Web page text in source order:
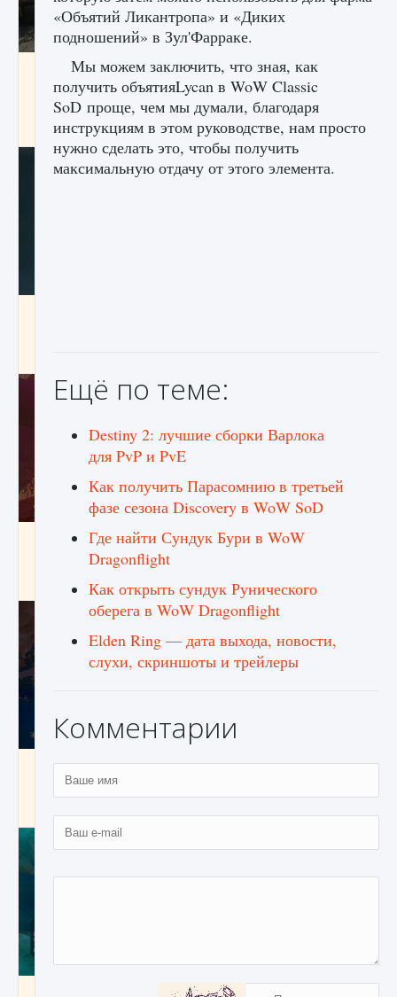
Как исправить текстовую ошибку
пользовательского интерфейса Delta
Force Hawk Ops
9 августа 2024 1 945 0 0
Как приручить существ джунглей Нари в
игре Creatures of Ava
9 августа 2024
Как разблокировать заклинание Крист в
Creatures of Ava
Как приручить существ из степей Тамура в
«Объятий Ликантропа» и «Диких
подношений» в Зул'Фарраке.
Мы можем заключить, что зная, как
получить объятияLycan в WoW Classic
SoD проще, чем мы думали, благодаря
инструкциям в этом руководстве, нам просто
нужно сделать это, чтобы получить
максимальную отдачу от этого элемента.
Ещё по теме:
Destiny 2: лучшие сборки Варлока
для PvP и PvE
Как получить Парасомнию в третьей
фазе сезона Discovery в WoW SoD
Где найти Сундук Бури в WoW
Dragonflight
Как открыть сундук Рунического
оберега в WoW Dragonflight
Elden Ring — дата выхода, новости,
слухи, скриншоты и трейлеры
Комментарии